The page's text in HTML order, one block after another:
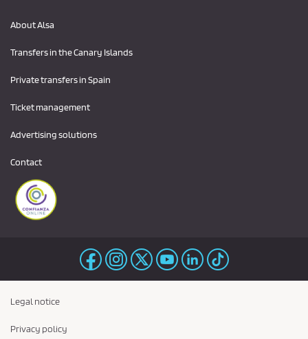
About Alsa
Transfers in the Canary Islands
Private transfers in Spain
Ticket management
Advertising solutions
Contact
Legal notice
Privacy policy